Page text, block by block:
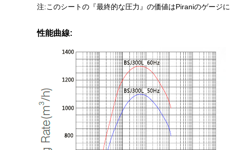
注:このシートの『最終的な圧力』の価値はPiraniのゲージ
性能曲線: